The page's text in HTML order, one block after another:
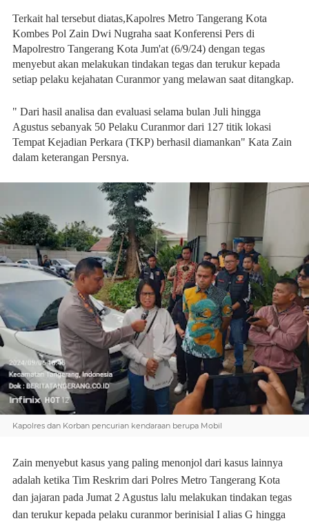
Terkait hal tersebut diatas,Kapolres Metro Tangerang Kota
Kombes Pol Zain Dwi Nugraha saat Konferensi Pers di
Mapolrestro Tangerang Kota Jum'at (6/9/24) dengan tegas
menyebut akan melakukan tindakan tegas dan terukur kepada
setiap pelaku kejahatan Curanmor yang melawan saat ditangkap.
" Dari hasil analisa dan evaluasi selama bulan Juli hingga
Agustus sebanyak 50 Pelaku Curanmor dari 127 titik lokasi
Tempat Kejadian Perkara (TKP) berhasil diamankan" Kata Zain
dalam keterangan Persnya.
Kapolres dan Korban pencurian kendaraan berupa Mobil
Zain menyebut kasus yang paling menonjol dari kasus lainnya
adalah ketika Tim Reskrim dari Polres Metro Tangerang Kota
dan jajaran pada Jumat 2 Agustus lalu melakukan tindakan tegas
dan terukur kepada pelaku curanmor berinisial I alias G hingga